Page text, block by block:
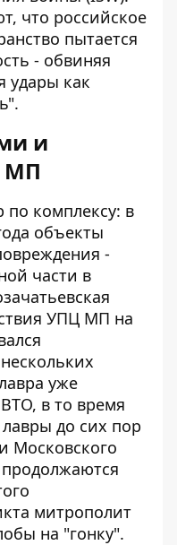
что российское
пытается
- обвиняя
удары как
и
МП
по комплексу: в
объекты
-
части в
УПЦ МП на
уже
в то время
до сих пор
Московского
продолжаются
митрополит
на "гонку".